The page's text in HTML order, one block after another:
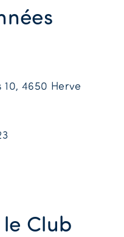
10, 4650 Herve
Club